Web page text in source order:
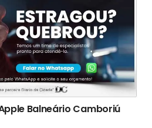
Balneário Camboriú